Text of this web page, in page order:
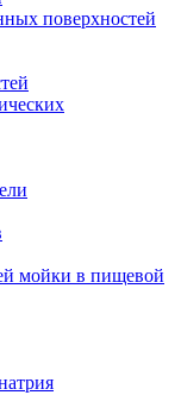
поверхностей
мойки в пищевой